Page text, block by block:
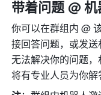
带着问题 @
你可以在群组内 @
接回答问题，或发
无法解决你的问题
将有专业人员为你解